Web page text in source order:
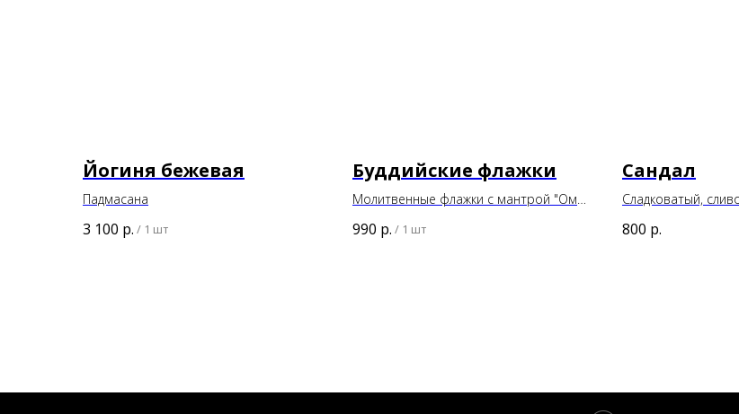
Йогиня бежевая
Падмасана
3 100 р. / 1 шт
Буддийские флажки
Молитвенные флажки с мантрой "Ом
990 р. / 1 шт
Сандал
Сладковатый,
Способствует
800 р.